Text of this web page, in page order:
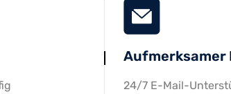
Aufmerksamer
24/7 E-Mail-